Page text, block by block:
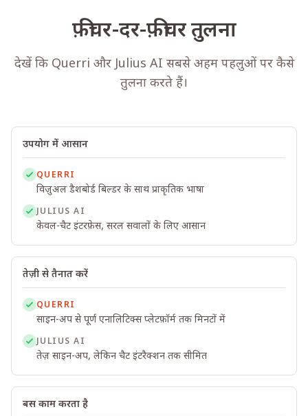
फ़ीचर-दर-फ़ीचर तुलना
देखें कि Querri और Julius AI सबसे अहम पहलुओं पर कैसे
तुलना करते हैं।
उपयोग में आसान
QUERRI
विज़ुअल डैशबोर्ड बिल्डर के साथ प्राकृतिक भाषा
JULIUS AI
केवल-चैट इंटरफ़ेस, सरल सवालों के लिए आसान
तेज़ी से तैनात करें
QUERRI
साइन-अप से पूर्ण एनालिटिक्स प्लेटफ़ॉर्म तक मिनटों में
JULIUS AI
तेज़ साइन-अप, लेकिन चैट इंटरैक्शन तक सीमित
बस काम करता है